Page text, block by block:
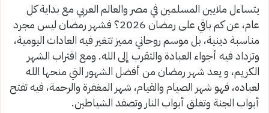
يتساءل ملايين المسلمين في مصر والعالم العربي مع بداية كل
عام، عن كم باقي على رمضان 2026؟ فشهر رمضان ليس مجرد
مناسبة دينية، بل موسم روحاني مميز تتغير فيه العادات اليومية،
وتزداد فيه أجواء العبادة والتقرب إلى الله. ومع اقتراب الشهر
الكريم، و يعد شهر رمضان من أفضل الشهور التي منحها الله
لعباده، فهو شهر الصيام والقيام، شهر المغفرة والرحمة، فيه تفتح
أبواب الجنة وتغلق أبواب النار وتصفد الشياطين.